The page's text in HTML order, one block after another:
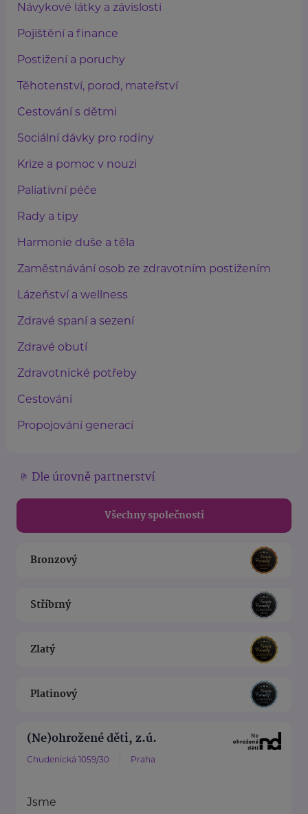
Návykové látky a závislosti
Pojištění a finance
Postižení a poruchy
Těhotenství, porod, mateřství
Cestování s dětmi
Sociální dávky pro rodiny
Krize a pomoc v nouzi
Paliativní péče
Rady a tipy
Harmonie duše a těla
Zaměstnávání osob ze zdravotním postižením
Lázeňství a wellness
Zdravé spaní a sezení
Zdravé obutí
Zdravotnické potřeby
Cestování
Propojování generací
Dle úrovně partnerství
Všechny společnosti
Bronzový
Stříbrný
Zlatý
Platinový
(Ne)ohrožené děti, z.ú.
Chudenická 1059/30 Praha
Jsme